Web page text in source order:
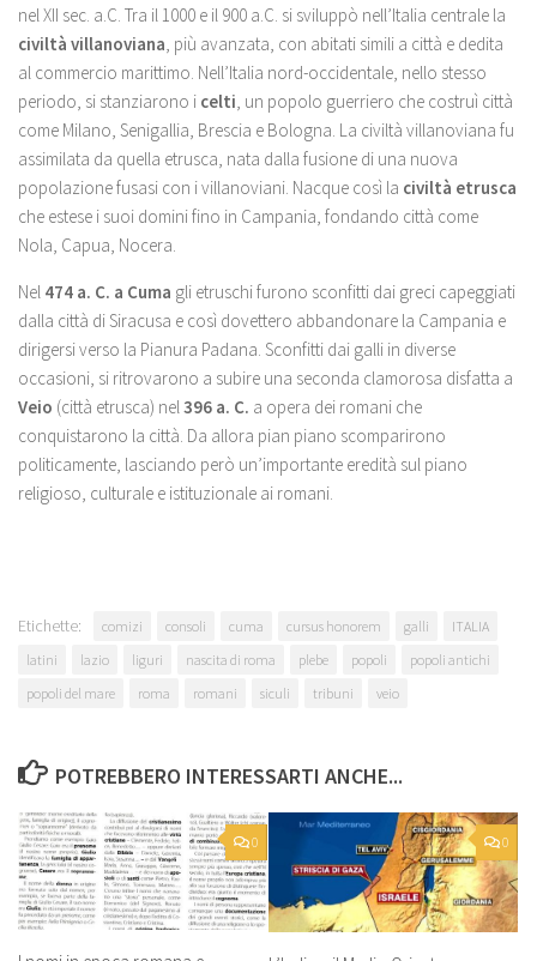
nel XII sec. a.C. Tra il 1000 e il 900 a.C. si sviluppò nell’Italia centrale la
civiltà villanoviana, più avanzata, con abitati simili a città e dedita
al commercio marittimo. Nell’Italia nord-occidentale, nello stesso
periodo, si stanziarono i celti, un popolo guerriero che costruì città
come Milano, Senigallia, Brescia e Bologna. La civiltà villanoviana fu
assimilata da quella etrusca, nata dalla fusione di una nuova
popolazione fusasi con i villanoviani. Nacque così la civiltà etrusca
che estese i suoi domini fino in Campania, fondando città come
Nola, Capua, Nocera.
Nel 474 a. C. a Cuma gli etruschi furono sconfitti dai greci capeggiati
dalla città di Siracusa e così dovettero abbandonare la Campania e
dirigersi verso la Pianura Padana. Sconfitti dai galli in diverse
occasioni, si ritrovarono a subire una seconda clamorosa disfatta a
Veio (città etrusca) nel396 a. C. a opera dei romani che
conquistarono la città. Da allora pian piano scomparirono
politicamente, lasciando però un’importante eredità sul piano
religioso, culturale e istituzionale ai romani.
Etichette: comizi consoli cuma cursus honorem galli
ITALIA
latini
lazio liguri nascita di roma plebe popoli
popoli antichi
popoli del mare
roma romani siculi tribuni veio
POTREBBERO INTERESSARTI ANCHE...
0 0